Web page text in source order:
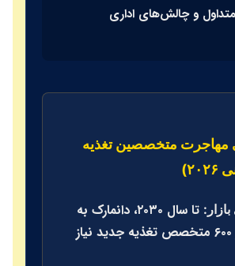
و چالش‌های اداری
متخصصین تغذیه
تا سال ۲۰۳۰، دانمارک به
بیش از ۶۰۰ متخصص تغذیه جدید نیاز